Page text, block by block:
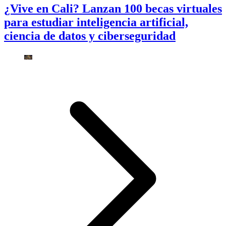
¿Vive en Cali? Lanzan 100 becas virtuales
para estudiar inteligencia artificial,
ciencia de datos y ciberseguridad